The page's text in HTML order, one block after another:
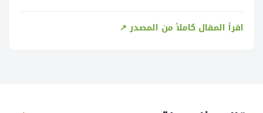
اقرأ المقال كاملاً من المصدر ↗